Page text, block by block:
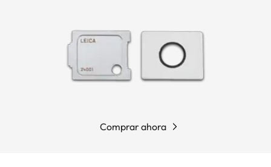
Comprar ahora